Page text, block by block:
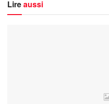
Lireaussi